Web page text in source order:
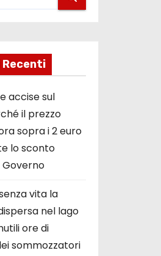
accise sul
il prezzo
sopra i 2 euro
lo sconto
vita la
nel lago
ore di
sommozzatori